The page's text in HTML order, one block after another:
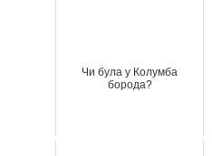
Чи була у Колумба
борода?